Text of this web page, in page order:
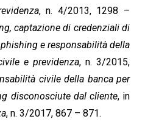
, n. 4/2013, 1298 –
captazione di credenziali di
e responsabilità della
e previdenza, n. 3/2015,
civile della banca per
disconosciute dal cliente, in
, n. 3/2017, 867 – 871.